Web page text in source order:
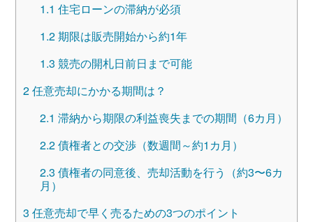
1.1 住宅ローンの滞納が必須
1.2期限は販売開始から約1年
1.3 競売の開札日前日まで可能
2任意売却にかかる期間は？
2.1 滞納から期限の利益喪失までの期間（6カ月）
2.2債権者との交渉（数週間～約1カ月）
2.3 債権者の同意後、売却活動を行う（約3〜6カ
月）
3 任意売却で早く売るための3つのポイント